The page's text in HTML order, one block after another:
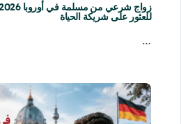
للعثور على شريكة الحياة
…